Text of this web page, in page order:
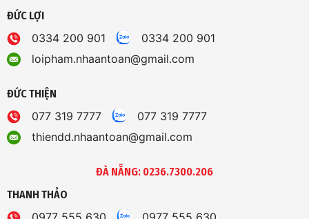
ĐỨC LỢI
0334 200 901
0334 200 901
loipham.nhaantoan@gmail.com
ĐỨC THIỆN
077 319 7777
077 319 7777
thiendd.nhaantoan@gmail.com
ĐÀ NẴNG: 0236.7300.206
THANH THẢO